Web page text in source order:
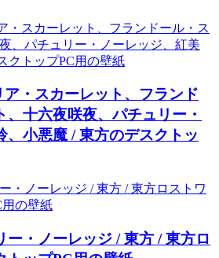
・スカーレット、フランド
、十六夜咲夜、パチュリー・
、小悪魔 / 東方のデスクトッ
ー・ノーレッジ / 東方 / 東方ロ